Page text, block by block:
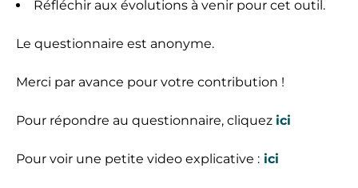
Réfléchir aux évolutions à venir pour cet outil.
Le questionnaire est anonyme.
Merci par avance pour votre contribution !
Pour répondre au questionnaire, cliquez ici
Pour voir une petite video explicative : ici